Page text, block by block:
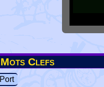
Mots Clefs